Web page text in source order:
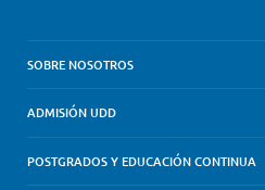
SOBRE NOSOTROS
ADMISIÓN UDD
POSTGRADOS Y EDUCACIÓN CONTINUA